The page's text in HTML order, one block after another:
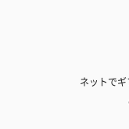
ネットでギ